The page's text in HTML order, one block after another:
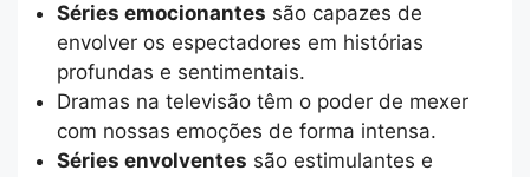
Séries emocionantes são capazes de
envolver os espectadores em histórias
profundas e sentimentais.
Dramas na televisão têm o poder de mexer
com nossas emoções de forma intensa.
Séries envolventes são estimulantes e